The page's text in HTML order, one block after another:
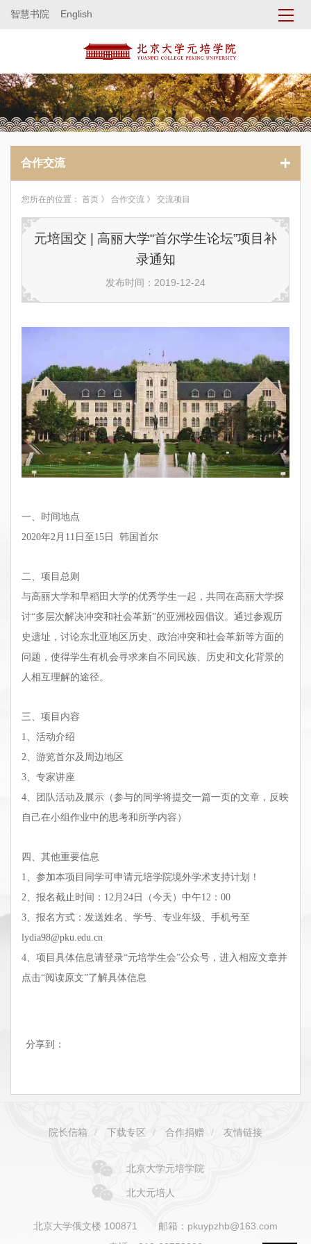
智慧书院 English
合作交流
您所在的位置： 首页 》 合作交流 》 交流项目
元培国交 | 高丽大学“首尔学生论坛”项目补
录通知
发布时间：2019-12-24
一、时间地点
2020年2月11日至15日 韩国首尔
二、项目总则
与高丽大学和早稻田大学的优秀学生一起，共同在高丽大学探
讨“多层次解决冲突和社会革新”的亚洲校园倡议。通过参观历
史遗址，讨论东北亚地区历史、政治冲突和社会革新等方面的
问题，使得学生有机会寻求来自不同民族、历史和文化背景的
人相互理解的途径。
三、项目内容
1、活动介绍
2、游览首尔及周边地区
3、专家讲座
4、团队活动及展示（参与的同学将提交一篇一页的文章，反映
自己在小组作业中的思考和所学内容）
四、其他重要信息
1、参加本项目同学可申请元培学院境外学术支持计划！
2、报名截止时间：12月24日（今天）中午12：00
3、报名方式：发送姓名、学号、专业年级、手机号至
lydia98@pku.edu.cn
4、项目具体信息请登录“元培学生会”公众号，进入相应文章并
点击“阅读原文”了解具体信息
分享到：
院长信箱 / 下载专区 / 合作捐赠 / 友情链接
北京大学元培学院
北大元培人
北京大学俄文楼 100871
邮箱：pkuypzhb@163.com